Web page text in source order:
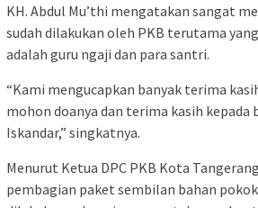
KH. Abdul Mu’thi mengatakan sangat
sudah dilakukan oleh PKB terutama
adalah guru ngaji dan para santri.
“Kami mengucapkan banyak terima
mohon doanya dan terima kasih kepada
Iskandar,” singkatnya.
Menurut Ketua DPC PKB Kota
pembagian paket sembilan bahan